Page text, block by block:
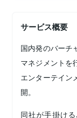
サービス概要
国内発のバーチ
マネジメントを
エンターテイン
開。
同社が手掛け